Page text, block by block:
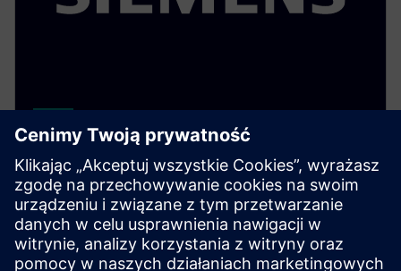
Cerberus ECO – fire protection
system (CCCF)
Cerberus ECO provides reliable, cost-efficient fire
protection for small to medium-sized buildings,